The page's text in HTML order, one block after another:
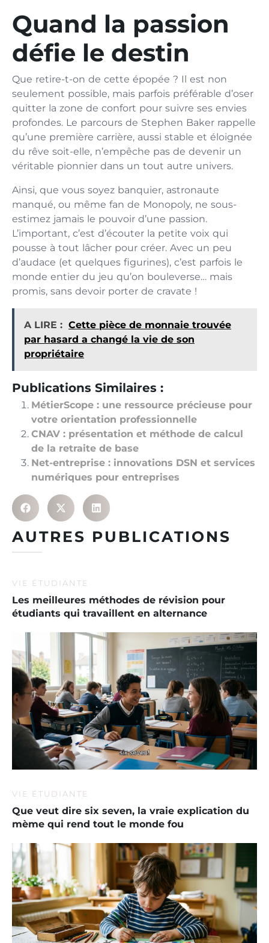
Quand la passion
défie le destin
Que retire-t-on de cette épopée ? Il est non
seulement possible, mais parfois préférable d’oser
quitter la zone de confort pour suivre ses envies
profondes. Le parcours de Stephen Baker rappelle
qu’une première carrière, aussi stable et éloignée
du rêve soit-elle, n’empêche pas de devenir un
véritable pionnier dans un tout autre univers.
Ainsi, que vous soyez banquier, astronaute
manqué, ou même fan de Monopoly, ne sous-
estimez jamais le pouvoir d’une passion.
L’important, c’est d’écouter la petite voix qui
pousse à tout lâcher pour créer. Avec un peu
d’audace (et quelques figurines), c’est parfois le
monde entier du jeu qu’on bouleverse… mais
promis, sans devoir porter de cravate !
A LIRE : Cette pièce de monnaie trouvée
par hasard a changé la vie de son
propriétaire
Publications Similaires :
MétierScope : une ressource précieuse pour
votre orientation professionnelle
CNAV : présentation et méthode de calcul
de la retraite de base
Net-entreprise : innovations DSN et services
numériques pour entreprises
AUTRES PUBLICATIONS
VIE ÉTUDIANTE
Les meilleures méthodes de révision pour
étudiants qui travaillent en alternance
VIE ÉTUDIANTE
Que veut dire six seven, la vraie explication du
mème qui rend tout le monde fou